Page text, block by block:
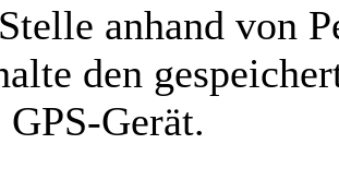
anhand von
den
Gerät.